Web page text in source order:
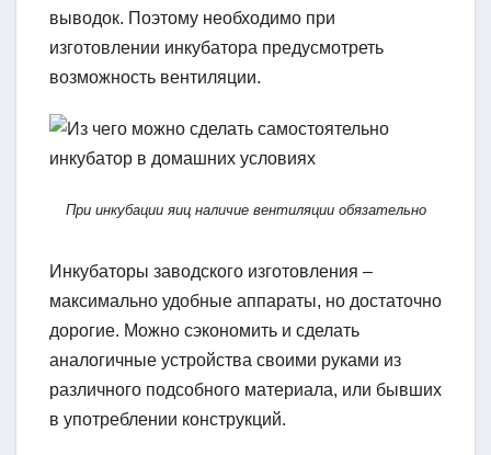
выводок. Поэтому необходимо при
изготовлении инкубатора предусмотреть
возможность вентиляции.
При инкубации яиц наличие вентиляции обязательно
Инкубаторы заводского изготовления –
максимально удобные аппараты, но достаточно
дорогие. Можно сэкономить и сделать
аналогичные устройства своими руками из
различного подсобного материала, или бывших
в употреблении конструкций.